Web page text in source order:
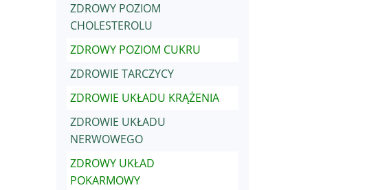
ZDROWY POZIOM
CHOLESTEROLU
ZDROWY POZIOM CUKRU
ZDROWIE TARCZYCY
ZDROWIE UKŁADU KRĄŻENIA
ZDROWIE UKŁADU
NERWOWEGO
ZDROWY UKŁAD
POKARMOWY